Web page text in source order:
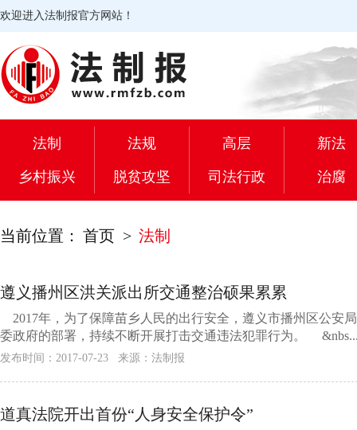
欢迎进入法制报官方网站！
法制 法规 高层 新法
乡村振兴 脱贫攻坚 司法行政 治腐
当前位置： 首页 > 法制
遵义播州区洪关派出所交通整治硕果累累
2017年，为了保障苗乡人民的出行安全，遵义市播州区公安
委政府的部署，持续不断开展打击交通违法犯罪行为。
发布时间：2017-07-23 来源：法制报
道真法院开出首份“人身安全保护令”